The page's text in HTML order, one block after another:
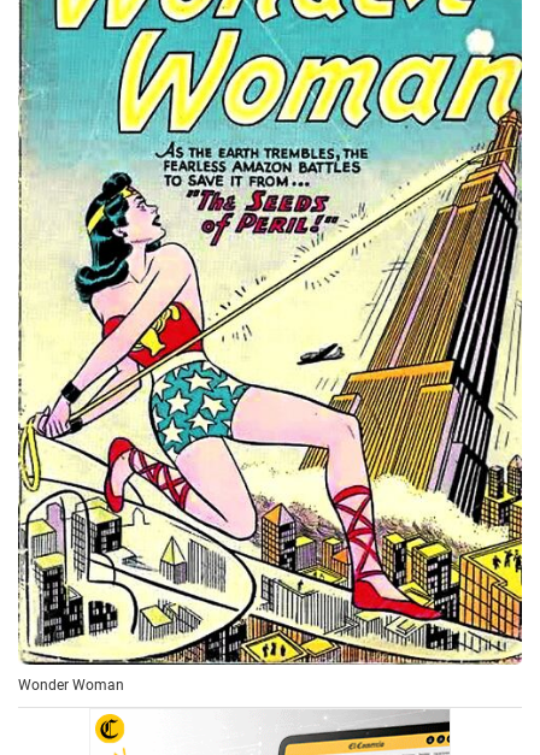
Wonder Woman